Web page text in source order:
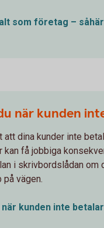
som företag –
när kunden
att dina kunder inte
kan få jobbiga
i skrivbordslådan om
på vägen.
kunden inte betalar